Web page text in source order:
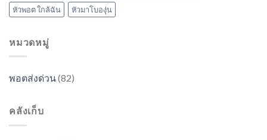
หัวพอต ใกล้ฉัน
หัวมาโบองุ่น
หมวดหมู่
พอตส่งด่วน(82)
คลังเก็บ